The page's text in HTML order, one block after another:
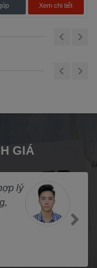
Xem chi tiết
GIÁ
Tiến không
lượng. Luôn tin
hàng.
Next